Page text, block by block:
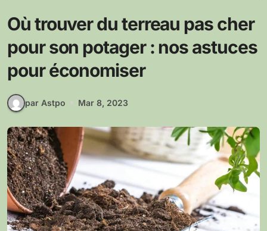
Où trouver du terreau pas cher
pour son potager : nos astuces
pour économiser
par Astpo Mar 8, 2023